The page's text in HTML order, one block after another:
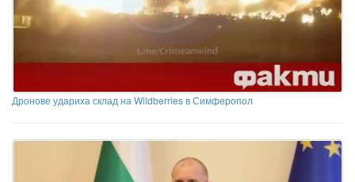
Дронове удариха склад на Wildberries в Симферопол